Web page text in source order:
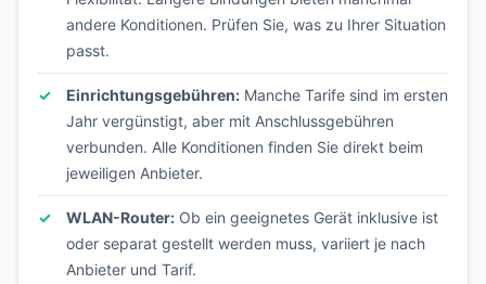
andere Konditionen. Prüfen Sie, was zu Ihrer Situation
passt.
Einrichtungsgebühren: Manche Tarife sind im ersten
Jahr vergünstigt, aber mit Anschlussgebühren
verbunden. Alle Konditionen finden Sie direkt beim
jeweiligen Anbieter.
WLAN-Router: Ob ein geeignetes Gerät inklusive ist
oder separat gestellt werden muss, variiert je nach
Anbieter und Tarif.